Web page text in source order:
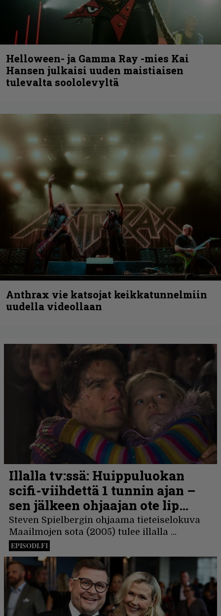
Helloween- ja Gamma Ray -mies Kai
Hansen julkaisi uuden maistiaisen
tulevalta soololevyltä
Anthrax vie katsojat keikkatunnelmiin
uudella videollaan